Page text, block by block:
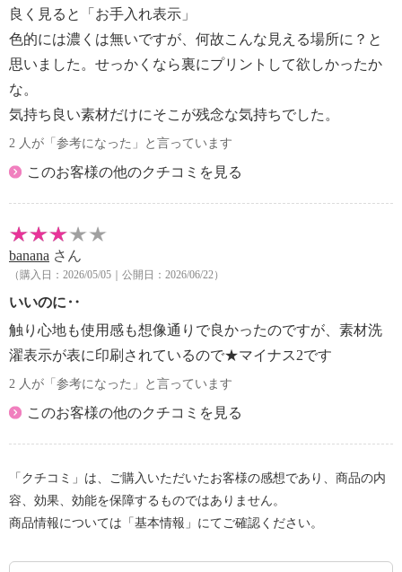
良く見ると「お手入れ表示」
色的には濃くは無いですが、何故こんな見える場所に？と
思いました。せっかくなら裏にプリントして欲しかったか
な。
気持ち良い素材だけにそこが残念な気持ちでした。
2 人が「参考になった」と言っています
このお客様の他のクチコミを見る
banana さん
（購入日：2026/05/05｜公開日：2026/06/22）
いいのに‥
触り心地も使用感も想像通りで良かったのですが、素材洗
濯表示が表に印刷されているので★マイナス2です
2 人が「参考になった」と言っています
このお客様の他のクチコミを見る
「クチコミ」は、ご購入いただいたお客様の感想であり、商品の内
容、効果、効能を保障するものではありません。
商品情報については「基本情報」にてご確認ください。